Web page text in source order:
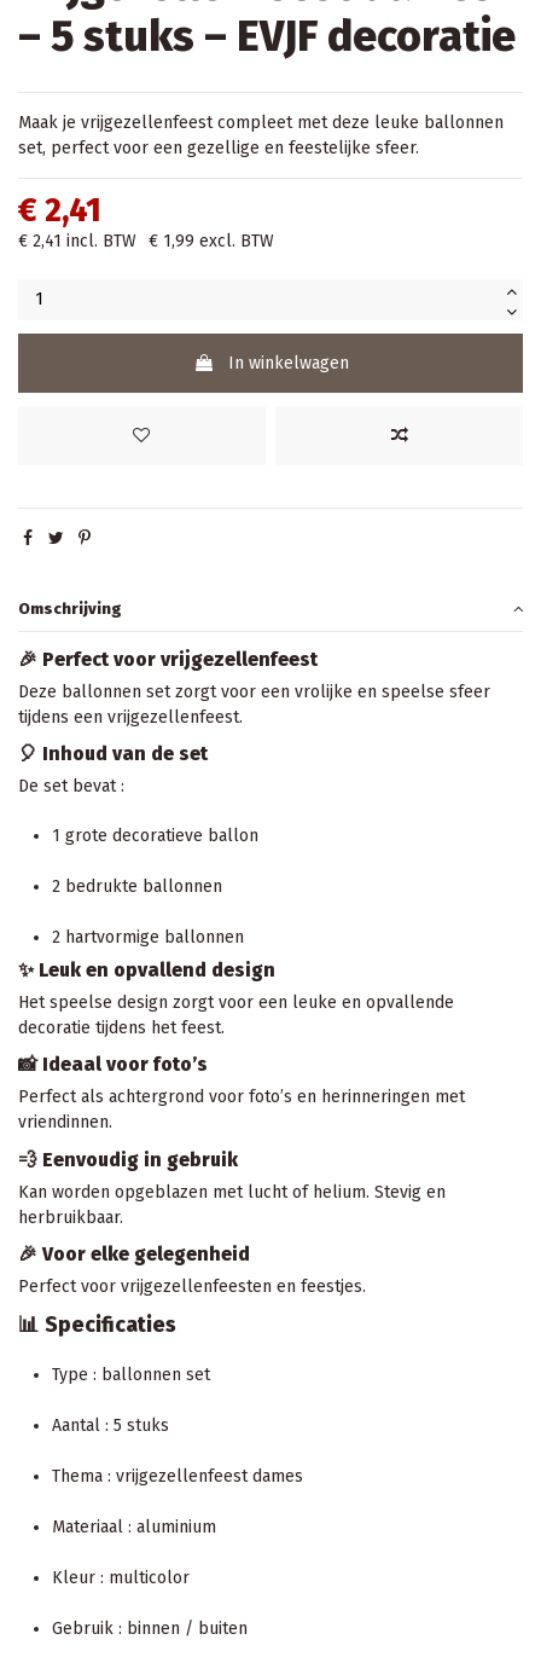
– 5 stuks – EVJF decoratie
Maak je vrijgezellenfeest compleet met deze leuke ballonnen
set, perfect voor een gezellige en feestelijke sfeer.
€ 2,41
€ 2,41 incl. BTW € 1,99 excl. BTW
In winkelwagen
Omschrijving
🎉 Perfect voor vrijgezellenfeest
Deze ballonnen set zorgt voor een vrolijke en speelse sfeer
tijdens een vrijgezellenfeest.
🎈 Inhoud van de set
De set bevat :
1 grote decoratieve ballon
2 bedrukte ballonnen
2 hartvormige ballonnen
✨ Leuk en opvallend design
Het speelse design zorgt voor een leuke en opvallende
decoratie tijdens het feest.
📸 Ideaal voor foto’s
Perfect als achtergrond voor foto’s en herinneringen met
vriendinnen.
💨 Eenvoudig in gebruik
Kan worden opgeblazen met lucht of helium. Stevig en
herbruikbaar.
🎉 Voor elke gelegenheid
Perfect voor vrijgezellenfeesten en feestjes.
📊 Specificaties
Type : ballonnen set
Aantal : 5 stuks
Thema : vrijgezellenfeest dames
Materiaal : aluminium
Kleur : multicolor
Gebruik : binnen / buiten